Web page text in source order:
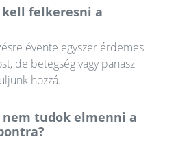
felkeresni a
évente egyszer érdemes
de betegség vagy panasz
hozzá.
tudok elmenni a